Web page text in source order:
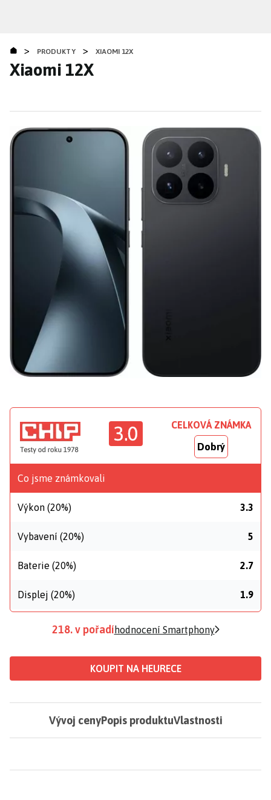
obsahu
> PRODUKTY > XIAOMI 12X
Xiaomi 12X
3.0 CELKOVÁ ZNÁMKA
Dobrý
Co jsme známkovali
Výkon (20%) 3.3
Vybavení (20%) 5
Baterie (20%) 2.7
Displej (20%) 1.9
218. v pořadí hodnocení Smartphony
KOUPIT NA HEURECE
Vývoj cenyPopis produktuVlastnosti